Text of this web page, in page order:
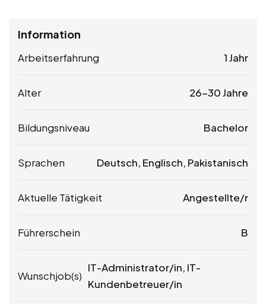
Information
Arbeitserfahrung 1 Jahr
Alter 26-30 Jahre
Bildungsniveau Bachelor
Sprachen Deutsch, Englisch, Pakistanisch
Aktuelle Tätigkeit Angestellte/r
Führerschein B
Wunschjob(s)
IT-Administrator/in, IT-
Kundenbetreuer/in